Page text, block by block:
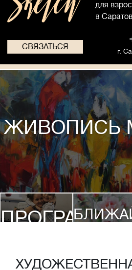
для
в
СВЯЗАТЬСЯ г.
ЖИВОПИСЬ
ПРОГРАММЫ